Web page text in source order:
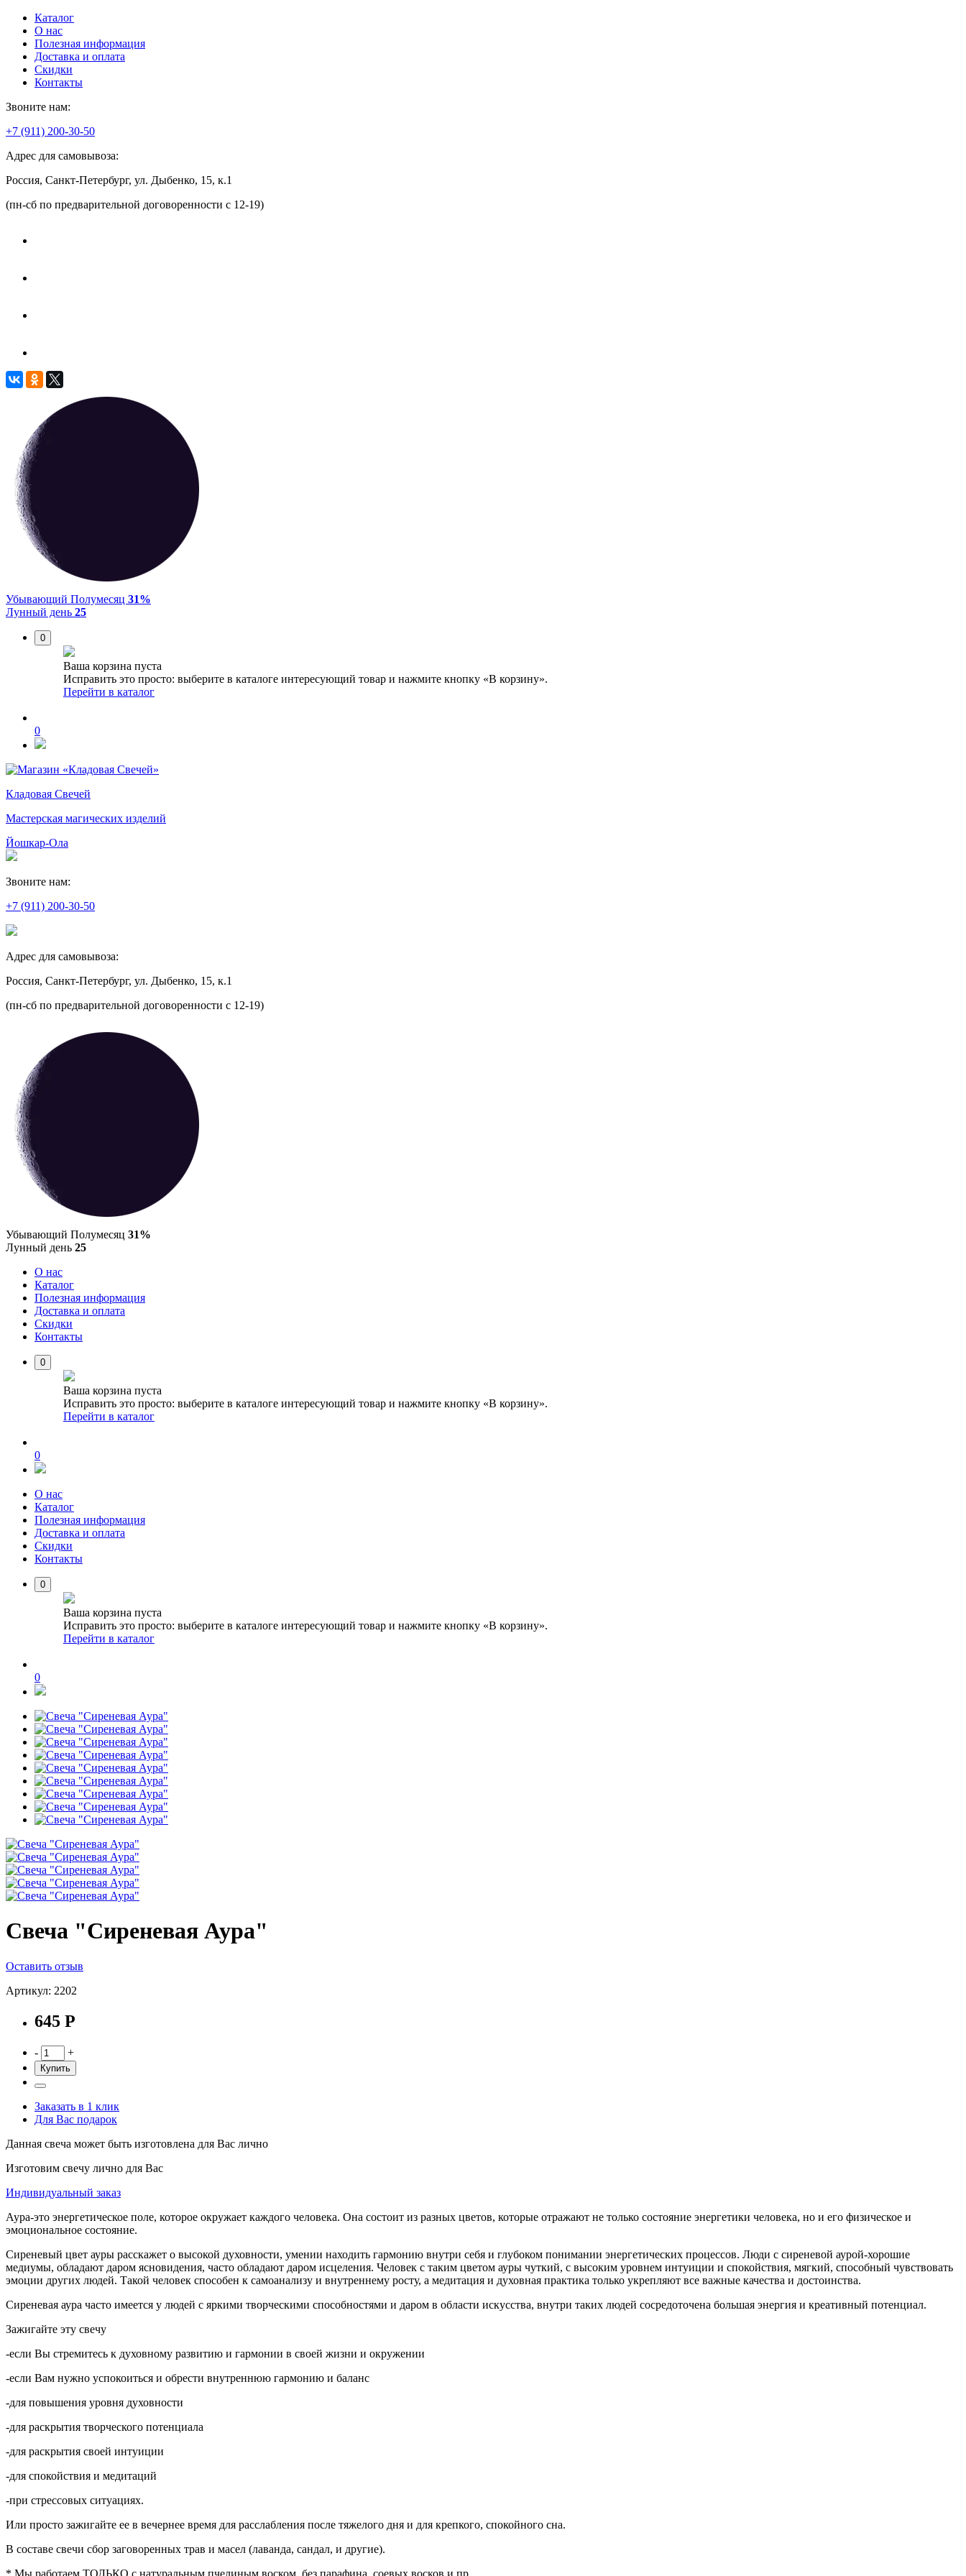
Каталог
О нас
Полезная информация
Доставка и оплата
Скидки
Контакты
Звоните нам:
+7 (911) 200-30-50
Адрес для самовывоза:
Россия, Санкт-Петербург, ул. Дыбенко, 15, к.1
(пн-сб по предварительной договоренности с 12-19)
Убывающий Полумесяц 31%
Лунный день 25
0
Ваша корзина пуста
Исправить это просто: выберите в каталоге интересующий товар и нажмите кнопку «В корзину».
Перейти в каталог
0
Кладовая Свечей
Мастерская магических изделий
Йошкар-Ола
Звоните нам:
+7 (911) 200-30-50
Адрес для самовывоза:
Россия, Санкт-Петербург, ул. Дыбенко, 15, к.1
(пн-сб по предварительной договоренности с 12-19)
Убывающий Полумесяц 31%
Лунный день 25
О нас
Каталог
Полезная информация
Доставка и оплата
Скидки
Контакты
0
Ваша корзина пуста
Исправить это просто: выберите в каталоге интересующий товар и нажмите кнопку «В корзину».
Перейти в каталог
0
О нас
Каталог
Полезная информация
Доставка и оплата
Скидки
Контакты
0
Ваша корзина пуста
Исправить это просто: выберите в каталоге интересующий товар и нажмите кнопку «В корзину».
Перейти в каталог
0
Свеча "Сиреневая Аура"
Оставить отзыв
Артикул: 2202
645 Р
- +
Купить
Заказать в 1 клик
Для Вас подарок
Данная свеча может быть изготовлена для Вас лично
Изготовим свечу лично для Вас
Индивидуальный заказ
Аура-это энергетическое поле, которое окружает каждого человека. Она состоит из разных цветов, которые отражают не только состояние энергетики человека, но и его физическое и
эмоциональное состояние.
Сиреневый цвет ауры расскажет о высокой духовности, умении находить гармонию внутри себя и глубоком понимании энергетических процессов. Люди с сиреневой аурой-хорошие
медиумы, обладают даром ясновидения, часто обладают даром исцеления. Человек с таким цветом ауры чуткий, с высоким уровнем интуиции и спокойствия, мягкий, способный чувствовать
эмоции других людей. Такой человек способен к самоанализу и внутреннему росту, а медитация и духовная практика только укрепляют все важные качества и достоинства.
Сиреневая аура часто имеется у людей с яркими творческими способностями и даром в области искусства, внутри таких людей сосредоточена большая энергия и креативный потенциал.
Зажигайте эту свечу
-если Вы стремитесь к духовному развитию и гармонии в своей жизни и окружении
-если Вам нужно успокоиться и обрести внутреннюю гармонию и баланс
-для повышения уровня духовности
-для раскрытия творческого потенциала
-для раскрытия своей интуиции
-для спокойствия и медитаций
-при стрессовых ситуациях.
Или просто зажигайте ее в вечернее время для расслабления после тяжелого дня и для крепкого, спокойного сна.
В составе свечи сбор заговоренных трав и масел (лаванда, сандал, и другие).
* Мы работаем ТОЛЬКО с натуральным пчелиным воском, без парафина, соевых восков и пр.